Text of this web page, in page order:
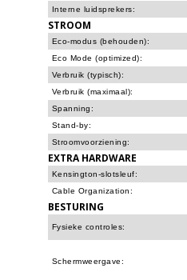
Interne luidsprekers:
STROOM
Eco-modus (behouden):
Eco Mode (optimized):
Verbruik (typisch):
Verbruik (maximaal):
Spanning:
Stand-by:
Stroomvoorziening:
EXTRA HARDWARE
Kensington-slotsleuf:
Cable Organization:
BESTURING
Fysieke controles:
Schermweergave: